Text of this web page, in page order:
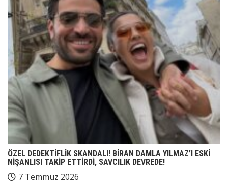
ÖZEL DEDEKTİFLİK SKANDALI! BİRAN DAMLA YILMAZ’I ESKİ
NİŞANLISI TAKİP ETTİRDİ, SAVCILIK DEVREDE!
7 Temmuz 2026